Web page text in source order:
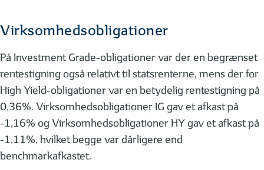
Virksomhedsobligationer
På Investment Grade-obligationer var der en begrænset
rentestigning også relativt til statsrenterne, mens der for
High Yield-obligationer var en betydelig rentestigning på
0,36%. Virksomhedsobligationer IG gav et afkast på
-1,16% og Virksomhedsobligationer HY gav et afkast på
-1,11%, hvilket begge var dårligere end
benchmarkafkastet.